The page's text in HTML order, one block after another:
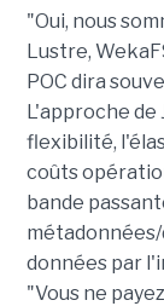
"Oui, nous
Lustre,
POC dira
L'approche de
flexibilité,
coûts
bande
données par
"Vous ne